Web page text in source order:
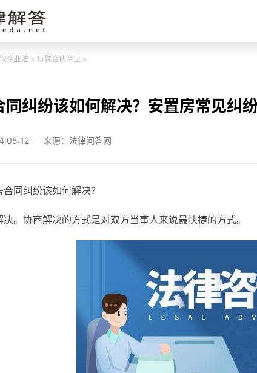
企业法 > 特殊合伙企业 >
同纠纷该如何解决？安置房常见纠
来源：法律问答网
合同纠纷该如何解决?
决。协商解决的方式是对双方当事人来说最快捷的方式。